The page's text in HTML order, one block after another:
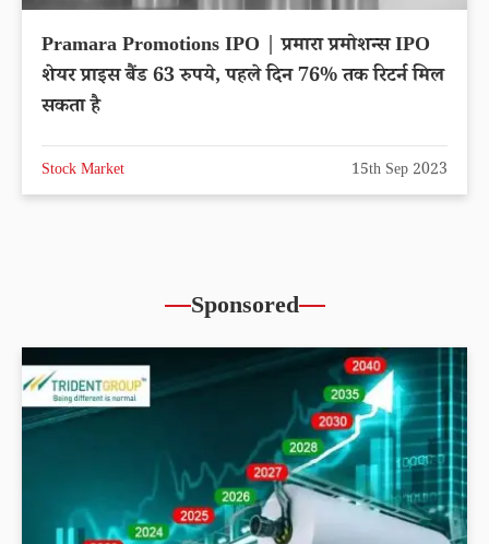
Pramara Promotions IPO | प्रमारा प्रमोशन्स IPO
शेयर प्राइस बैंड 63 रुपये, पहले दिन 76% तक रिटर्न मिल
सकता है
Stock Market 15th Sep 2023
Sponsored